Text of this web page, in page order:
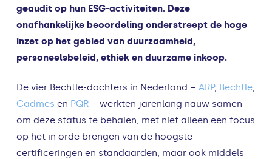
geaudit op hun ESG-activiteiten. Deze
onafhankelijke beoordeling onderstreept de hoge
inzet op het gebied van duurzaamheid,
personeelsbeleid, ethiek en duurzame inkoop.
De vier Bechtle-dochters in Nederland – ARP, Bechtle,
Cadmes en PQR– werkten jarenlang nauw samen
om deze status te behalen, met niet alleen een focus
op het in orde brengen van de hoogste
certificeringen en standaarden, maar ook middels